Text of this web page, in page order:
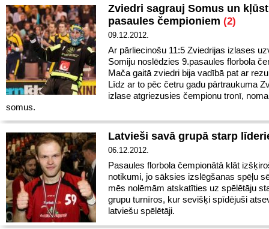
Zviedri sagrauj Somus un
pasaules čempioniem (2)
09.12.2012.
Ar pārliecinošu 11:5 Zviedrijas izlases
Somiju noslēdzies 9.pasaules florbola
Mača gaitā zviedri bija vadībā pat ar
Līdz ar to pēc četru gadu pārtraukuma
izlase atgriezusies čempionu tronī,
somus.
Latvieši savā grupā starp
06.12.2012.
Pasaules florbola čempionātā klāt
notikumi, jo sāksies izslēgšanas spēļu
mēs nolēmām atskatīties uz spēlētāju
grupu turnīros, kur sevišķi spīdējuši
latviešu spēlētāji.